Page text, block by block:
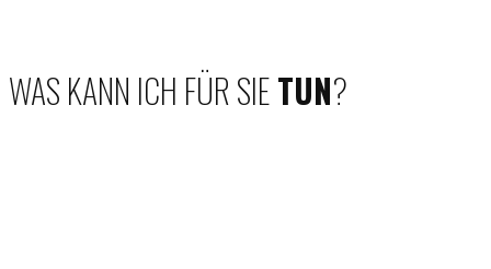
WAS KANN ICH FÜR SIETUN?